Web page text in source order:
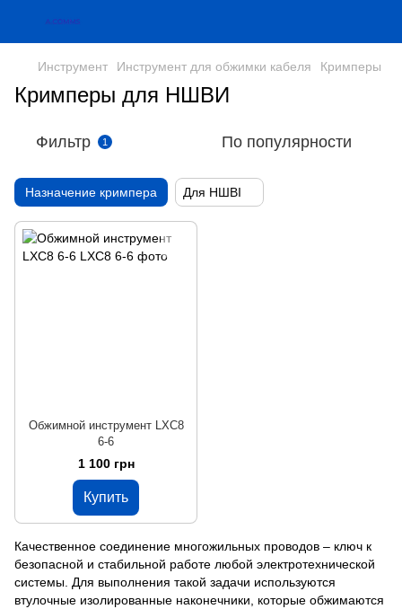
Инструмент Инструмент для обжимки кабеля Кримперы
Кримперы для НШВИ
Фильтр 1 По популярности
Назначение кримпера Для НШВІ
Обжимной инструмент LXC8
6-6
1 100 грн
Купить
Качественное соединение многожильных проводов – ключ к
безопасной и стабильной работе любой электротехнической
системы. Для выполнения такой задачи используются
втулочные изолированные наконечники, которые обжимаются